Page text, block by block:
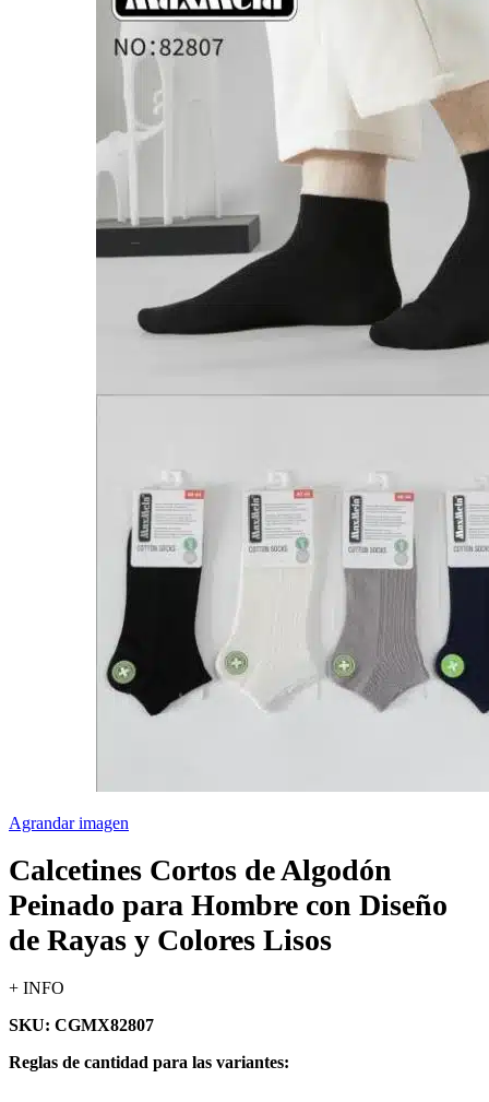
Agrandar imagen
Calcetines Cortos de Algodón
Peinado para Hombre con Diseño
de Rayas y Colores Lisos
+ INFO
SKU: CGMX82807
Reglas de cantidad para las variantes: